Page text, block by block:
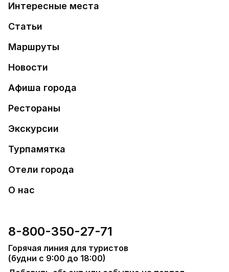
Интересные места
Статьи
Маршруты
Новости
Афиша города
Рестораны
Экскурсии
Турпамятка
Отели города
О нас
8-800-350-27-71
Горячая линия для туристов
(будни с 9:00 до 18:00)